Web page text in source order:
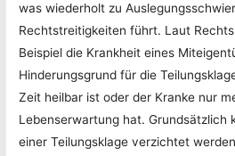
was wiederholt zu
Rechtstreitigkeiten führt. Laut
Beispiel die Krankheit eines
Hinderungsgrund für die
Zeit heilbar ist oder der Kranke nur
Lebenserwartung hat. Grundsätzlich
einer Teilungsklage verzichtet